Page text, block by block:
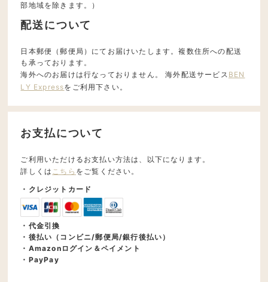
部地域を除きます。）
配送について
日本郵便（郵便局）にてお届けいたします。複数住所への配送
も承っております。
海外へのお届けは行なっておりません。 海外配送サービス BEN
LY Expressをご利用下さい。
お支払について
ご利用いただけるお支払い方法は、以下になります。
詳しくは こちら をご覧ください。
・クレジットカード
・代金引換
・後払い（コンビニ/郵便局/銀行後払い）
・Amazonログイン＆ペイメント
・PayPay